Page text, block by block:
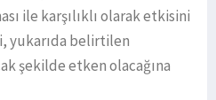
ile karşılıklı olarak etkisini
yukarıda belirtilen
şekilde etken olacağına